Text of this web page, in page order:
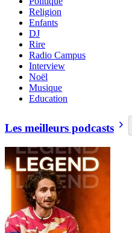
Religion
Enfants
DJ
Rire
Radio Campus
Interview
Noël
Musique
Education
Les meilleurs podcasts